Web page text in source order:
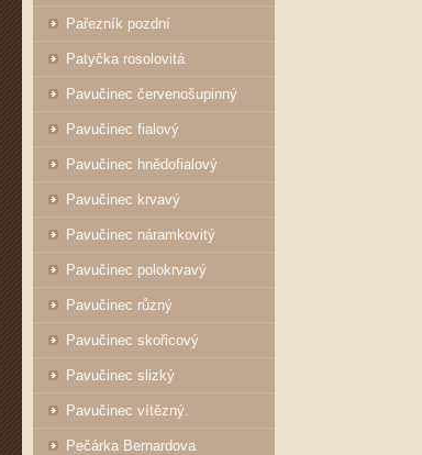
Pařezník pozdní
Patyčka rosolovitá
Pavučinec červenošupinný
Pavučinec fialový
Pavučinec hnědofialový
Pavučinec krvavý
Pavučinec náramkovitý
Pavučinec polokrvavý
Pavučinec různý
Pavučinec skořicový
Pavučinec slizký
Pavučinec vítězný.
Pečárka Bernardova